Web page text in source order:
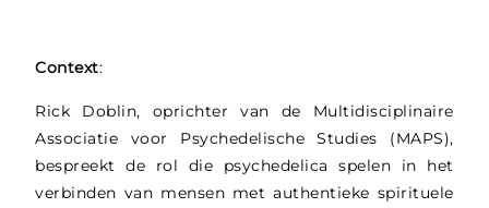
Context:
Rick Doblin, oprichter van de Multidisciplinaire
Associatie voor Psychedelische Studies (MAPS),
bespreekt de rol die psychedelica spelen in het
verbinden van mensen met authentieke spirituele